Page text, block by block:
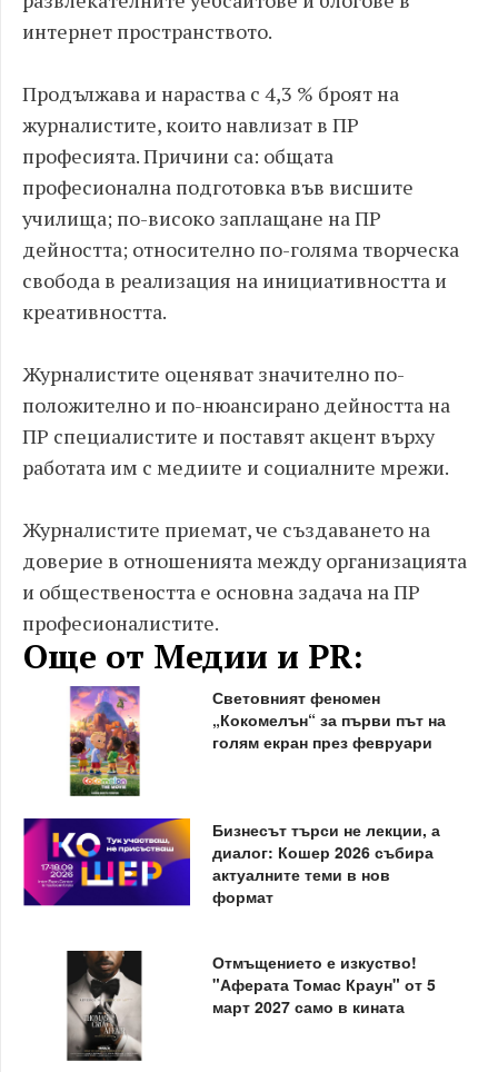
интернет пространството.
Продължава и нараства с 4,3 % броят на
журналистите, които навлизат в ПР
професията. Причини са: общата
професионална подготовка във висшите
училища; по-високо заплащане на ПР
дейността; относително по-голяма творческа
свобода в реализация на инициативността и
креативността.
Журналистите оценяват значително по-
положително и по-нюансирано дейността на
ПР специалистите и поставят акцент върху
работата им с медиите и социалните мрежи.
Журналистите приемат, че създаването на
доверие в отношенията между организацията
и обществеността е основна задача на ПР
професионалистите.
Още от Медии и PR:
Световният феномен
„Кокомелън“ за първи път на
голям екран през февруари
Бизнесът търси не лекции, а
диалог: Кошер 2026 събира
актуалните теми в нов
формат
Отмъщението е изкуство!
"Аферата Томас Краун" от 5
март 2027 само в кината